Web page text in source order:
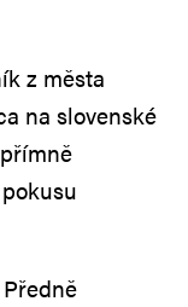
z města
na slovenské